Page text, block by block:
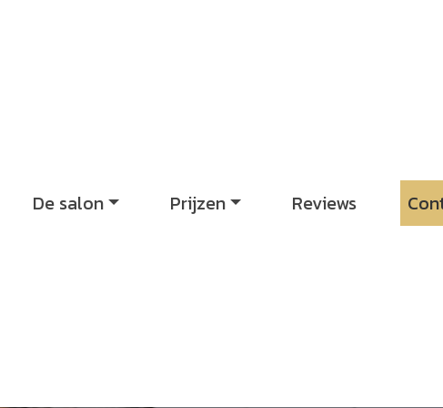
De salon Prijzen Reviews